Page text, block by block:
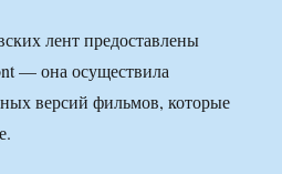
лент предоставлены
— она осуществила
версий фильмов, которые